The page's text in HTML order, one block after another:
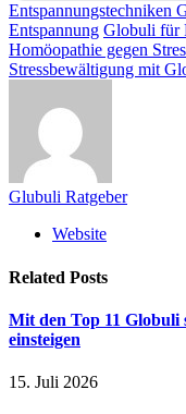
Entspannungstechniken
Entspannung Globuli für
Homöopathie gegen
Stressbewältigung mit
Glubuli Ratgeber
Website
Related Posts
Mit den Top 11 Globuli
einsteigen
15. Juli 2026